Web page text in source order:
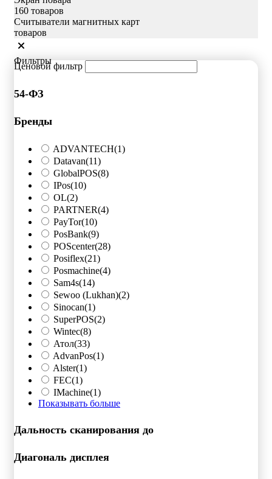
160 товаров
Считыватели магнитных карт
товаров
Фильтры
Ценовой фильтр
54-ФЗ
Бренды
ADVANTECH(1)
Datavan(11)
GlobalPOS(8)
IPos(10)
OL(2)
PARTNER(4)
PayTor(10)
PosBank(9)
POScenter(28)
Posiflex(21)
Posmachine(4)
Sam4s(14)
Sewoo (Lukhan)(2)
Sinocan(1)
SuperPOS(2)
Wintec(8)
Атол(33)
AdvanPos(1)
Alster(1)
FEC(1)
IMachine(1)
Показывать больше
Дальность сканирования до
Диагональ дисплея